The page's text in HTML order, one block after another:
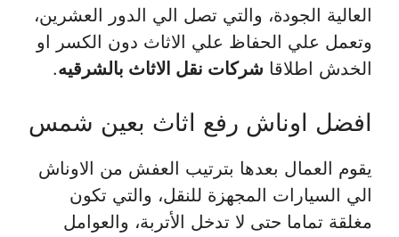
العالية الجودة، والتي تصل الي الدور العشرين،
وتعمل علي الحفاظ علي الاثاث دون الكسر او
الخدش اطلاقا شركات نقل الاثاث بالشرقيه.
افضل اوناش رفع اثاث بعين شمس
يقوم العمال بعدها بترتيب العفش من الاوناش
الي السيارات المجهزة للنقل، والتي تكون
مغلقة تماما حتى لا تدخل الأتربة، والعوامل